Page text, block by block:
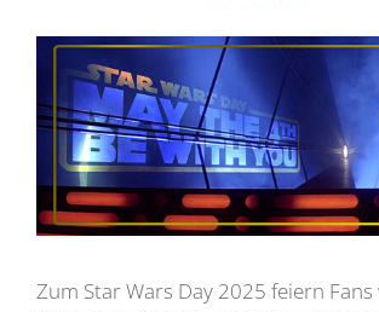
Zum Star Wars Day 2025 feiern